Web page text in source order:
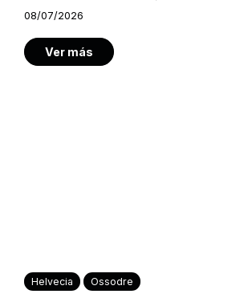
08/07/2026
Ver más
Helvecia Ossodre